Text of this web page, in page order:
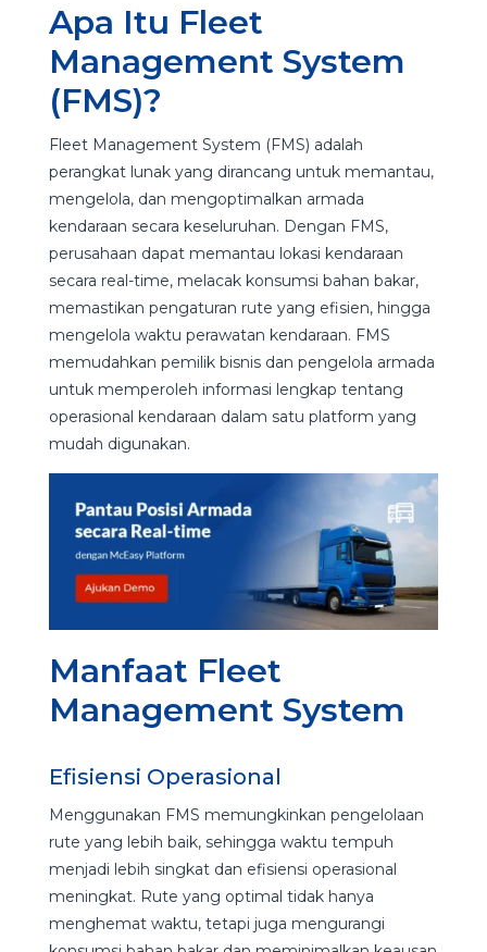
Apa Itu Fleet
Management System
(FMS)?
Fleet Management System (FMS) adalah
perangkat lunak yang dirancang untuk memantau,
mengelola, dan mengoptimalkan armada
kendaraan secara keseluruhan. Dengan FMS,
perusahaan dapat memantau lokasi kendaraan
secara real-time, melacak konsumsi bahan bakar,
memastikan pengaturan rute yang efisien, hingga
mengelola waktu perawatan kendaraan. FMS
memudahkan pemilik bisnis dan pengelola armada
untuk memperoleh informasi lengkap tentang
operasional kendaraan dalam satu platform yang
mudah digunakan.
Manfaat Fleet
Management System
Efisiensi Operasional
Menggunakan FMS memungkinkan pengelolaan
rute yang lebih baik, sehingga waktu tempuh
menjadi lebih singkat dan efisiensi operasional
meningkat. Rute yang optimal tidak hanya
menghemat waktu, tetapi juga mengurangi